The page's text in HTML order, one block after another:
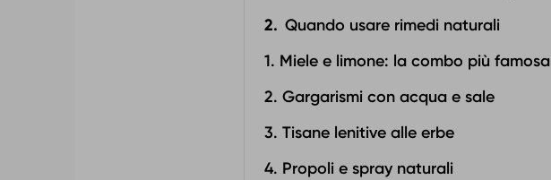
Quando usare rimedi naturali
1. Miele e limone: la combo più famosa
2. Gargarismi con acqua e sale
3. Tisane lenitive alle erbe
4. Propoli e spray naturali